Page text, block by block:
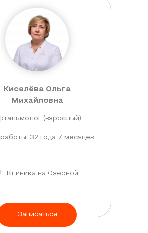
Киселёва Ольга
Михайловна
(взрослый)
32 года 7 месяцев
Клиника на Озерной
Записаться